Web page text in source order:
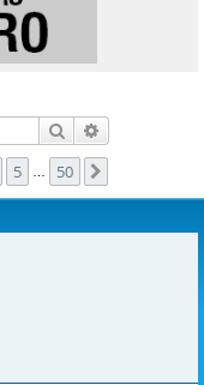
Cerca
5 50